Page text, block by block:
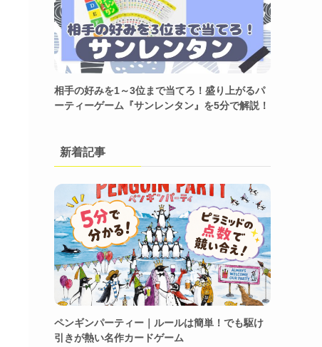
相手の好みを1～3位まで当てろ！盛り上がるパ
ーティーゲーム『サンレンタン』を5分で解説！
新着記事
ペンギンパーティー｜ルールは簡単！でも駆け
引きが熱い名作カードゲーム